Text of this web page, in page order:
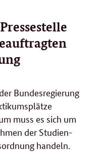
Bundesregierung
muss es sich um
der Studien-
handeln.